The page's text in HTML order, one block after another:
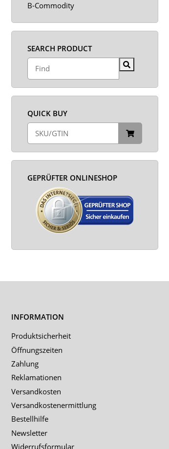
B-Commodity
SEARCH PRODUCT
QUICK BUY
GEPRÜFTER ONLINESHOP
INFORMATION
Produktsicherheit
Öffnungszeiten
Zahlung
Reklamationen
Versandkosten
Versandkostenermittlung
Bestellhilfe
Newsletter
Widerrufsformular